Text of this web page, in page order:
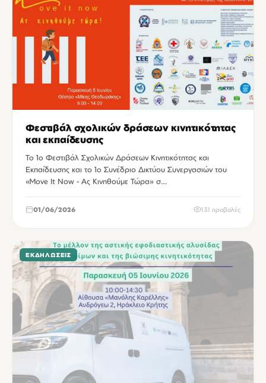
Φεστιβάλ σχολικών δράσεων κινητικότητας
και εκπαίδευσης
Το 1ο Φεστιβάλ Σχολικών Δράσεων Κινητικότητας και
Εκπαίδευσης και το 1ο Συνέδριο Δικτύου Συνεργασιών του
«Move It Now - Ας Κινηθούμε Τώρα» σ…
01/06/2026 131 προβολές
ΕΚΔΗΛΏΣΕΙΣ